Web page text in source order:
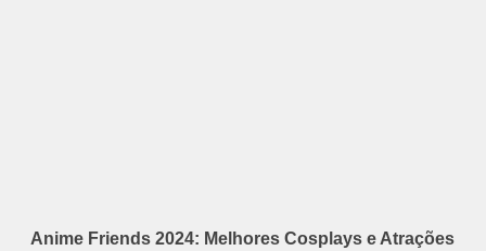
Anime Friends 2024: Melhores Cosplays e Atrações